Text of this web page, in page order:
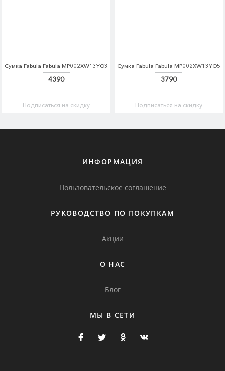
Сумка Fabula Fabula MP002XW13YO3
4390
Подписаться на скидку
Сумка Fabula Fabula MP002XW13YO5
3790
Подписаться на скидку
ИНФОРМАЦИЯ
Пользовательское соглашение
РУКОВОДСТВО ПО ПОКУПКАМ
Акции
О НАС
Блог
МЫ В СЕТИ